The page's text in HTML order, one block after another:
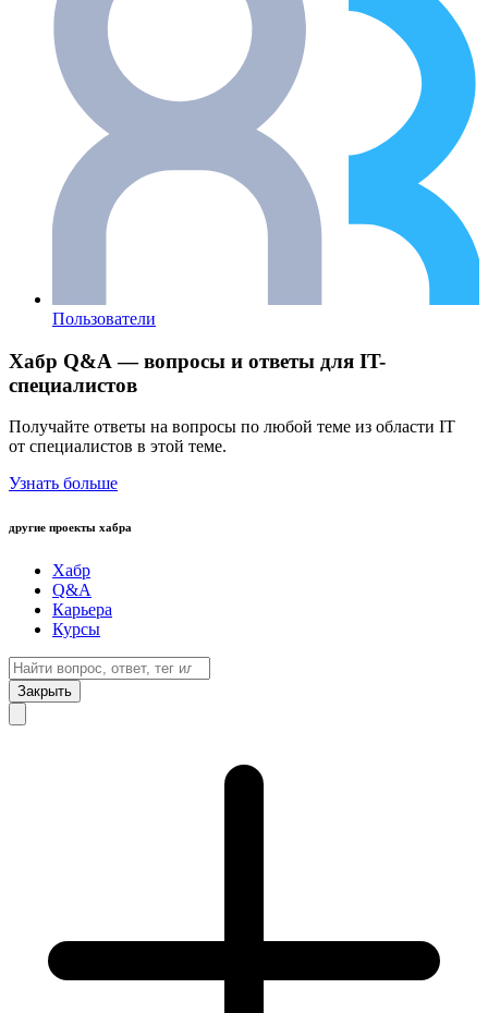
Пользователи
Хабр Q&A — вопросы и ответы для IT-
специалистов
Получайте ответы на вопросы по любой теме из области IT
от специалистов в этой теме.
Узнать больше
другие проекты хабра
Хабр
Q&A
Карьера
Курсы
Закрыть